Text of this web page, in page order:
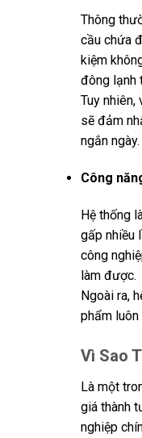
Thông
cầu chứa
kiệm
đông lạnh
Tuy
sẽ đảm
ngắn ngày.
Công
Hệ thống
gấp nhiều
công
làm được.
Ngoài ra,
phẩm
Vì Sao
Là một
giá thành
nghiệp